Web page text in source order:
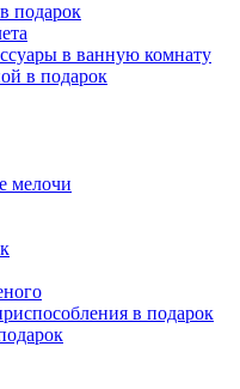
подарок
в ванную комнату
в подарок
мелочи
в подарок